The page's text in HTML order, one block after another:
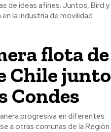
de ideas afines. Juntos, Bird y
la industria de movilidad
flota de
Chile junto
Condes
progresiva en diferentes
a otras comunas de la Región